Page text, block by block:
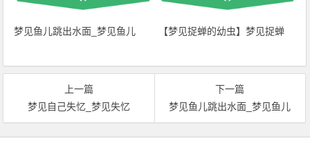
梦见鱼儿跳出水面_梦见鱼儿 【梦见捉蝉的幼虫】梦见捉蝉
上一篇
梦见自己失忆_梦见失忆
下一篇
梦见鱼儿跳出水面_梦见鱼儿